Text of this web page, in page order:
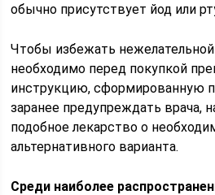
обычно присутствует йод или
Чтобы избежать
необходимо перед покупкой
инструкцию, сформированную
заранее предупреждать врача,
подобное лекарство о
альтернативного варианта.
Среди наиболее